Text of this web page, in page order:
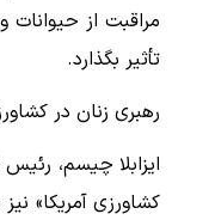
مراقبت از
تأثیر بگذارد.
رهبری زنان در
کشاورزی آمریکا»